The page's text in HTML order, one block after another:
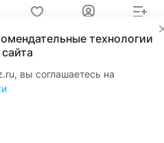
технологии
вы соглашаетесь на